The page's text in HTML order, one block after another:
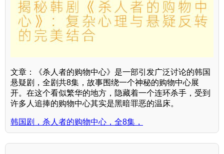
文章：《杀人者的购物中心》是一部引发广泛讨论的韩国
悬疑剧，全剧共8集，故事围绕一个神秘的购物中心展
开。在这个看似繁华的地方，隐藏着一个连环杀手，受到
许多人追捧的购物中心其实是黑暗罪恶的温床。
韩国剧，杀人者的购物中心，全8集，